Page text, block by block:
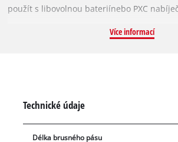
použít s libovolnou bateriínebo PXC
rameny s různými šířkami. Užší 9mm
práci v těžko přístupných oblastí.
nastavit rychlost brusného pásu mezi 250
Více informací
Technické údaje
Délka brusného pásu